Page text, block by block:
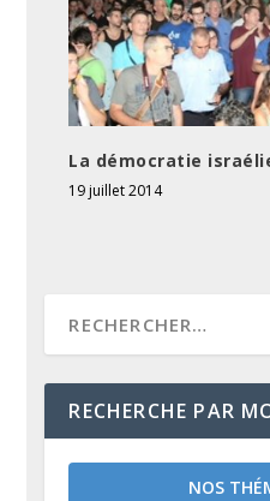
La démocratie
19 juillet 2014
RECHERCHE PAR
NOS